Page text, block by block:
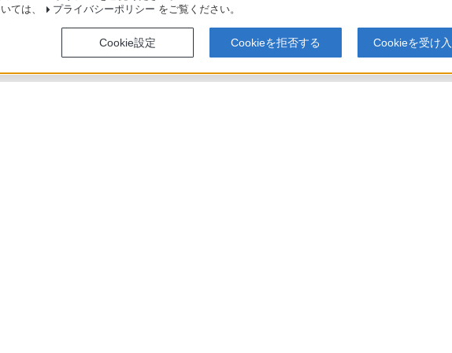
ては、
プライバシーポリシー をご覧ください。
Cookie設定 Cookieを拒否する Cookieを受け